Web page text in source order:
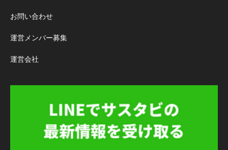
お問い合わせ
運営メンバー募集
運営会社